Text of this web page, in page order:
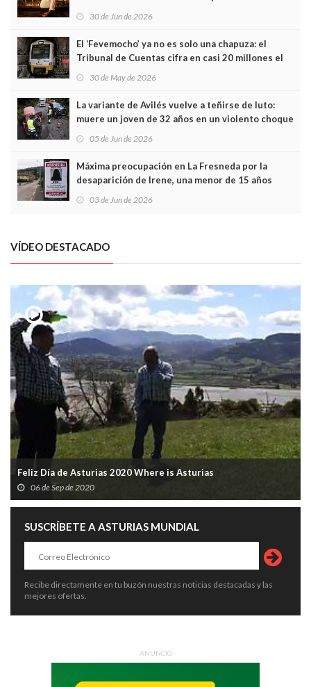
Asturias en Madrid
30 de Jun de 2026
El ‘Fevemocho’ ya no es solo una chapuza: el
Tribunal de Cuentas cifra en casi 20 millones el
sobrecoste de los trenes que no cabían por los
30 de May de 2026
La variante de Avilés vuelve a teñirse de luto:
muere un joven de 32 años en un violento choque
frontal
05 de Jun de 2026
Máxima preocupación en La Fresneda por la
desaparición de Irene, una menor de 15 años
03 de Jun de 2026
VÍDEO DESTACADO
Feliz Día de Asturias 2020 Where is Asturias
06 de Sep de 2020
SUSCRÍBETE A ASTURIAS MUNDIAL
Recibe directamente en tu buzón nuestras noticias destacadas y las
mejores ofertas.
ANUNCIO